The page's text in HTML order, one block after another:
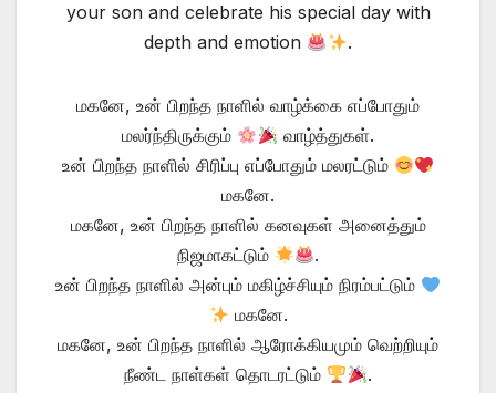
your son and celebrate his special day with
depth and emotion
.
மகனே, உன் பிறந்த நாளில் வாழ்க்கை எப்போதும்
மலர்ந்திருக்கும்
வாழ்த்துகள்.
உன் பிறந்த நாளில் சிரிப்பு எப்போதும் மலரட்டும்
மகனே.
மகனே, உன் பிறந்த நாளில் கனவுகள் அனைத்தும்
நிஜமாகட்டும்
.
உன் பிறந்த நாளில் அன்பும் மகிழ்ச்சியும் நிரம்பட்டும்
மகனே.
மகனே, உன் பிறந்த நாளில் ஆரோக்கியமும் வெற்றியும்
நீண்ட நாள்கள் தொடரட்டும்
.